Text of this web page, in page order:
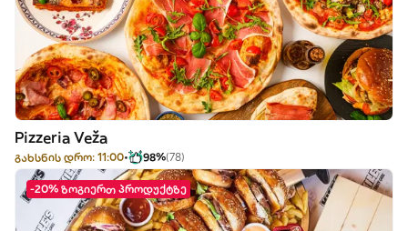
Pizzeria Veža
გახსნის დრო: 11:00 98%(78)
-20% ზოგიერთ პროდუქტზე